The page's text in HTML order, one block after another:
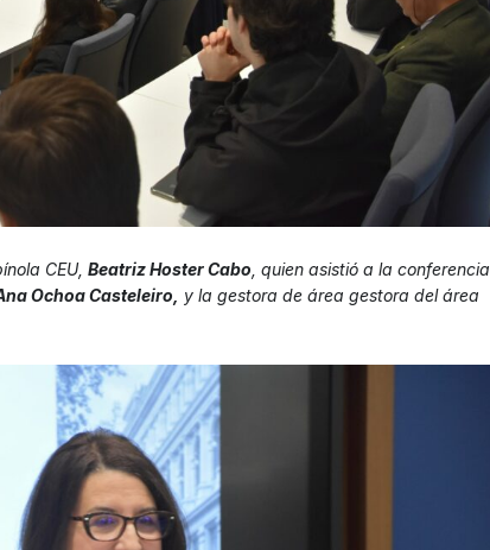
CEU, Beatriz Hoster Cabo , quien asistió a la conferencia
Ochoa Casteleiro,
y la gestora de área gestora del área